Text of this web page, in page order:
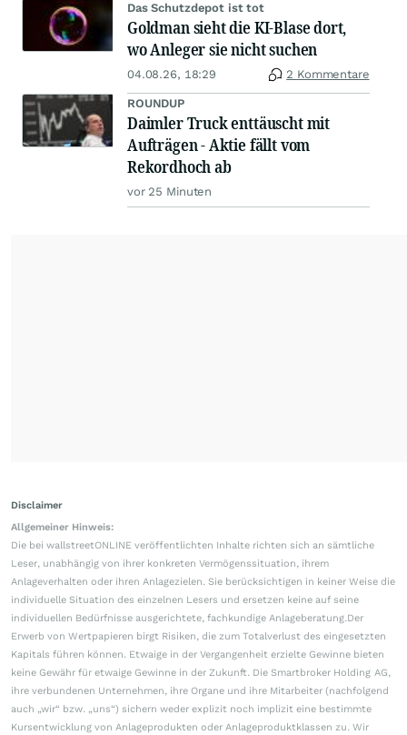
Das Schutzdepot ist tot
Goldman sieht die KI-Blase dort,
wo Anleger sie nicht suchen
04.08.26, 18:29 2 Kommentare
ROUNDUP
Daimler Truck enttäuscht mit
Aufträgen - Aktie fällt vom
Rekordhoch ab
vor 25 Minuten
Disclaimer
Allgemeiner Hinweis:
Die bei wallstreetONLINE veröffentlichten Inhalte richten sich an sämtliche
Leser, unabhängig von ihrer konkreten Vermögenssituation, ihrem
Anlageverhalten oder ihren Anlagezielen. Sie berücksichtigen in keiner Weise die
individuelle Situation des einzelnen Lesers und ersetzen keine auf seine
individuellen Bedürfnisse ausgerichtete, fachkundige Anlageberatung.Der
Erwerb von Wertpapieren birgt Risiken, die zum Totalverlust des eingesetzten
Kapitals führen können. Etwaige in der Vergangenheit erzielte Gewinne bieten
keine Gewähr für etwaige Gewinne in der Zukunft. Die Smartbroker Holding AG,
ihre verbundenen Unternehmen, ihre Organe und ihre Mitarbeiter (nachfolgend
auch „wir“ bzw. „uns“) sichern weder explizit noch implizit eine bestimmte
Kursentwicklung von Anlageprodukten oder Anlageproduktklassen zu. Wir